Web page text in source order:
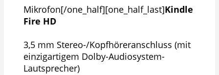
Mikrofon[/one_half][one_half_last]Kindle
Fire HD
3,5 mm Stereo-/Kopfhöreranschluss (mit
einzigartigem Dolby-Audiosystem-
Lautsprecher)